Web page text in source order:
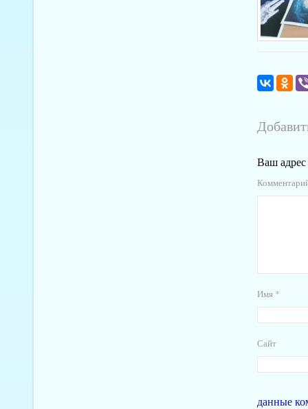
Ваш адрес
Имя *
Сайт
данные